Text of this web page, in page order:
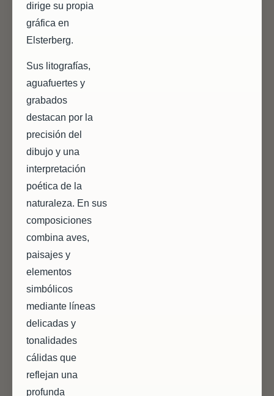
dirige su propia
gráfica en
Elsterberg.
Sus litografías,
aguafuertes y
grabados
destacan por la
precisión del
dibujo y una
interpretación
poética de la
naturaleza. En sus
composiciones
combina aves,
paisajes y
elementos
simbólicos
mediante líneas
delicadas y
tonalidades
cálidas que
reflejan una
profunda